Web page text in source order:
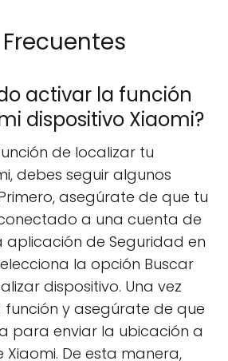
activar la función
dispositivo Xiaomi?
de localizar tu
debes seguir algunos
asegúrate de que tu
a una cuenta de
aplicación de Seguridad en
la opción Buscar
dispositivo. Una vez
y asegúrate de que
para enviar la ubicación a
Xiaomi. De esta manera,